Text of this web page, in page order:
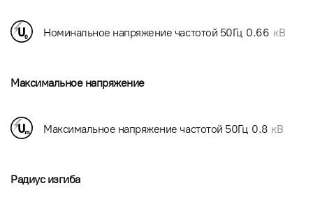
Номинальное напряжение частотой 50Гц 0.66 кВ
Максимальное напряжение
Максимальное напряжение частотой 50Гц 0.8 кВ
Радиус изгиба